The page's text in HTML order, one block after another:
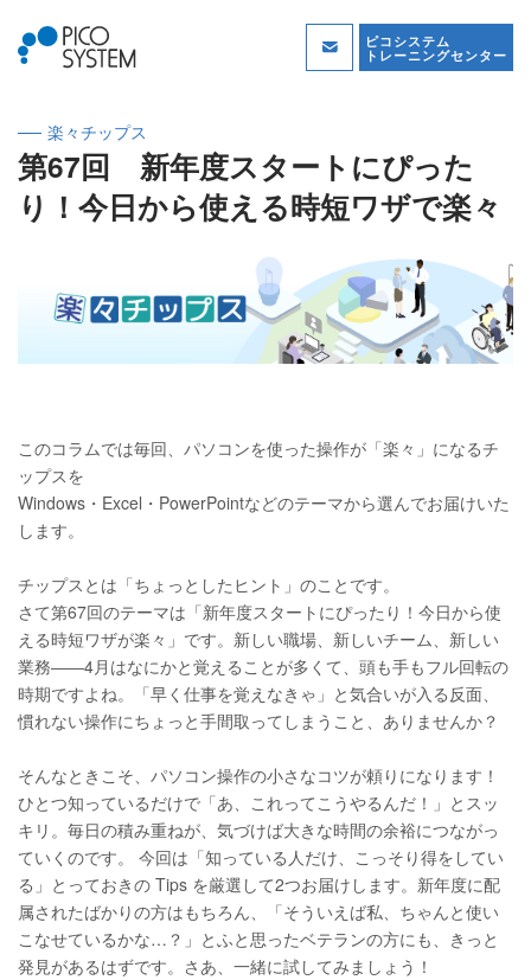
ピコシステム
トレーニングセンター
楽々チップス
第67回 新年度スタートにぴった
り！今日から使える時短ワザで楽々
このコラムでは毎回、パソコンを使った操作が「楽々」になるチ
ップスを
Windows・Excel・PowerPointなどのテーマから選んでお届けいた
します。
チップスとは「ちょっとしたヒント」のことです。
さて第67回のテーマは「新年度スタートにぴったり！今日から使
える時短ワザが楽々」です。新しい職場、新しいチーム、新しい
業務――4月はなにかと覚えることが多くて、頭も手もフル回転の
時期ですよね。「早く仕事を覚えなきゃ」と気合いが入る反面、
慣れない操作にちょっと手間取ってしまうこと、ありませんか？
そんなときこそ、パソコン操作の小さなコツが頼りになります！
ひとつ知っているだけで「あ、これってこうやるんだ！」とスッ
キリ。毎日の積み重ねが、気づけば大きな時間の余裕につながっ
ていくのです。 今回は「知っている人だけ、こっそり得をしてい
る」とっておきの Tips を厳選して2つお届けします。新年度に配
属されたばかりの方はもちろん、「そういえば私、ちゃんと使い
こなせているかな…？」とふと思ったベテランの方にも、きっと
発見があるはずです。さあ、一緒に試してみましょう！